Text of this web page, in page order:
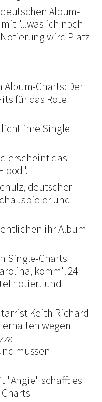
Album-
"...was ich noch
wird Platz
Album-Charts: Der
für das Rote
ihre Single
erscheint das
deutscher
und
ihr Album
Single-Charts:
komm". 24
notiert und
Keith Richard
wegen
müssen
"Angie" schafft es